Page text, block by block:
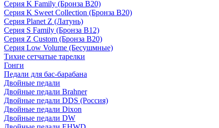
Серия K Family (Бронза B20)
Серия K Sweet Collection (Бронза B20)
Серия Planet Z (Латунь)
Серия S Family (Бронза B12)
Серия Z Custom (Бронза B20)
Серия Low Volume (Бесушмные)
Тихие сетчатые тарелки
Гонги
Педали для бас-барабана
Двойные педали
Двойные педали Brahner
Двойные педали DDS (Россия)
Двойные педали Dixon
Двойные педали DW